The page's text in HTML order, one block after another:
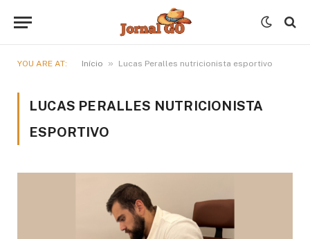
YOU ARE AT: Início » Lucas Peralles nutricionista esportivo
LUCAS PERALLES NUTRICIONISTA
ESPORTIVO